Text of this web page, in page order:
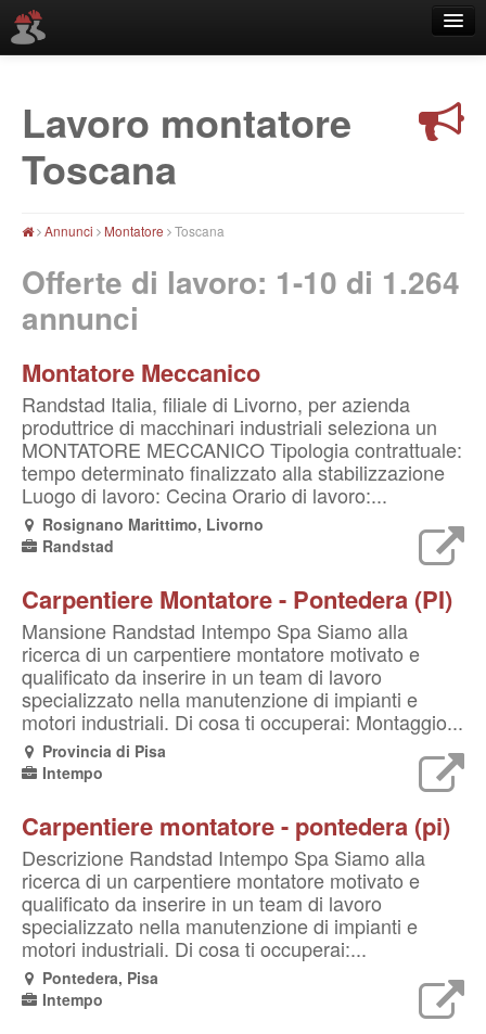
Località
Lavoro montatore
Toscana
Annunci Montatore Toscana
Offerte di lavoro: 1-10 di 1.264
annunci
Montatore Meccanico
Randstad Italia, filiale di Livorno, per azienda
produttrice di macchinari industriali seleziona un
MONTATORE MECCANICO Tipologia contrattuale:
tempo determinato finalizzato alla stabilizzazione
Luogo di lavoro: Cecina Orario di lavoro:...
Rosignano Marittimo, Livorno
Randstad
Carpentiere Montatore - Pontedera (PI)
Mansione Randstad Intempo Spa Siamo alla
ricerca di un carpentiere montatore motivato e
qualificato da inserire in un team di lavoro
specializzato nella manutenzione di impianti e
motori industriali. Di cosa ti occuperai: Montaggio...
Provincia di Pisa
Intempo
Carpentiere montatore - pontedera (pi)
Descrizione Randstad Intempo Spa Siamo alla
ricerca di un carpentiere montatore motivato e
qualificato da inserire in un team di lavoro
specializzato nella manutenzione di impianti e
motori industriali. Di cosa ti occuperai:...
Pontedera, Pisa
Intempo